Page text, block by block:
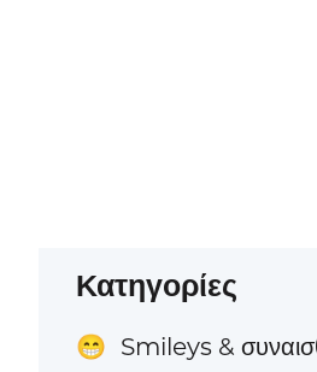
Κατηγορίες
😁 Smileys &